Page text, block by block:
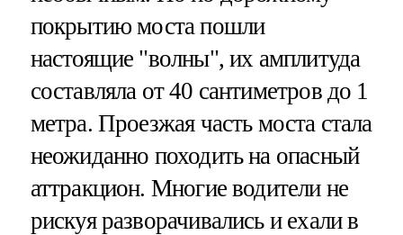
покрытию моста пошли
настоящие "волны", их амплитуда
составляла от 40 сантиметров до 1
метра. Проезжая часть моста стала
неожиданно походить на опасный
аттракцион. Многие водители не
рискуя разворачивались и ехали в